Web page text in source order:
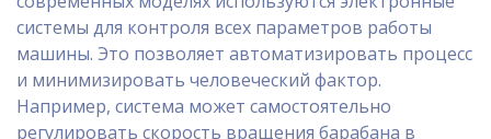
системы для контроля всех параметров работы
машины. Это позволяет автоматизировать процесс
и минимизировать человеческий фактор.
Например, система может самостоятельно
регулировать скорость вращения барабана в